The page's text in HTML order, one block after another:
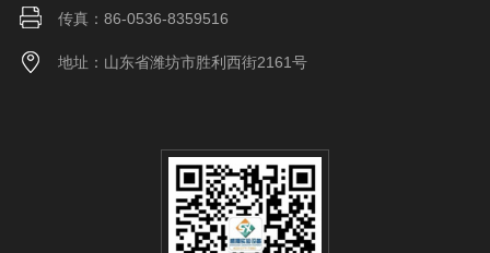
传真：86-0536-8359516
地址：山东省潍坊市胜利西街2161号